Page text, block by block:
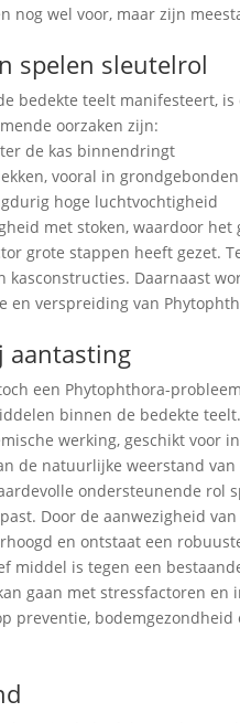
nog wel voor, maar zijn
spelen sleutelrol
bedekte teelt manifesteert,
oorzaken zijn:
de kas binnendringt
vooral in
hoge luchtvochtigheid
met stoken, waardoor
grote stappen heeft gezet.
kasconstructies. Daarnaast
en verspreiding van
aantasting
een Phytophthora-
binnen de bedekte
werking, geschikt voor
de natuurlijke weerstand
ondersteunende
Door de aanwezigheid
en ontstaat een
middel is tegen een
gaan met stressfactoren
preventie,